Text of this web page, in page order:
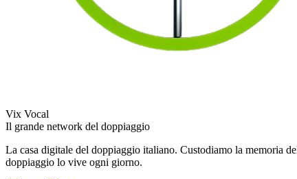
Vix Vocal
Il grande network del doppiaggio
La casa digitale del doppiaggio italiano. Custodiamo la memoria
doppiaggio lo vive ogni giorno.